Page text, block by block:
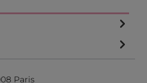
Paris